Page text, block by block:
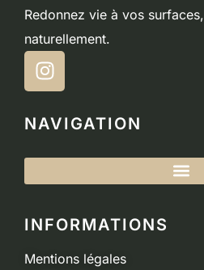
Redonnez vie à vos surfaces,
naturellement.
NAVIGATION
INFORMATIONS
Mentions légales